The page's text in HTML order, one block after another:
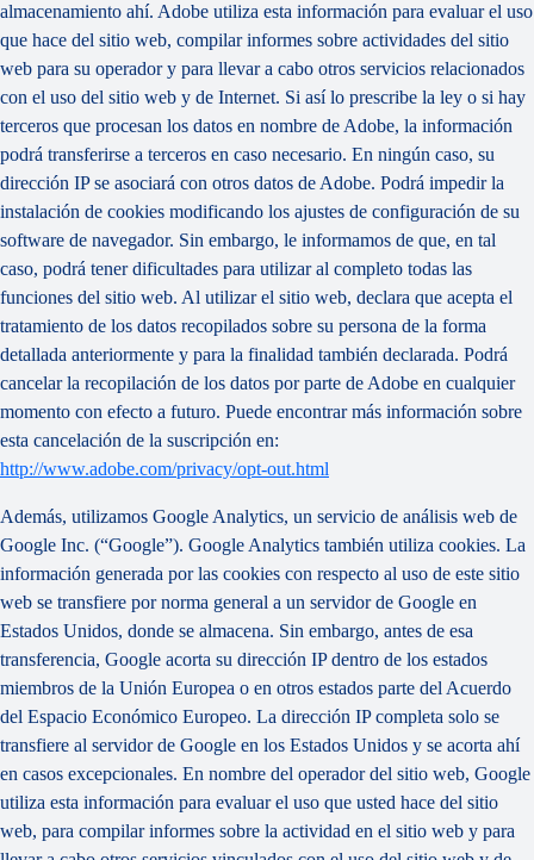
almacenamiento ahí. Adobe utiliza esta información para evaluar el uso
que hace del sitio web, compilar informes sobre actividades del sitio
web para su operador y para llevar a cabo otros servicios relacionados
con el uso del sitio web y de Internet. Si así lo prescribe la ley o si hay
terceros que procesan los datos en nombre de Adobe, la información
podrá transferirse a terceros en caso necesario. En ningún caso, su
dirección IP se asociará con otros datos de Adobe. Podrá impedir la
instalación de cookies modificando los ajustes de configuración de su
software de navegador. Sin embargo, le informamos de que, en tal
caso, podrá tener dificultades para utilizar al completo todas las
funciones del sitio web. Al utilizar el sitio web, declara que acepta el
tratamiento de los datos recopilados sobre su persona de la forma
detallada anteriormente y para la finalidad también declarada. Podrá
cancelar la recopilación de los datos por parte de Adobe en cualquier
momento con efecto a futuro. Puede encontrar más información sobre
esta cancelación de la suscripción en:
http://www.adobe.com/privacy/opt-out.html
Además, utilizamos Google Analytics, un servicio de análisis web de
Google Inc. (“Google”). Google Analytics también utiliza cookies. La
información generada por las cookies con respecto al uso de este sitio
web se transfiere por norma general a un servidor de Google en
Estados Unidos, donde se almacena. Sin embargo, antes de esa
transferencia, Google acorta su dirección IP dentro de los estados
miembros de la Unión Europea o en otros estados parte del Acuerdo
del Espacio Económico Europeo. La dirección IP completa solo se
transfiere al servidor de Google en los Estados Unidos y se acorta ahí
en casos excepcionales. En nombre del operador del sitio web, Google
utiliza esta información para evaluar el uso que usted hace del sitio
web, para compilar informes sobre la actividad en el sitio web y para